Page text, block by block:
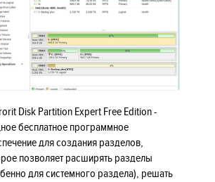
Disk Partition Expert Free Edition -
бесплатное программное
для создания разделов,
позволяет расширять разделы
для системного раздела), решать